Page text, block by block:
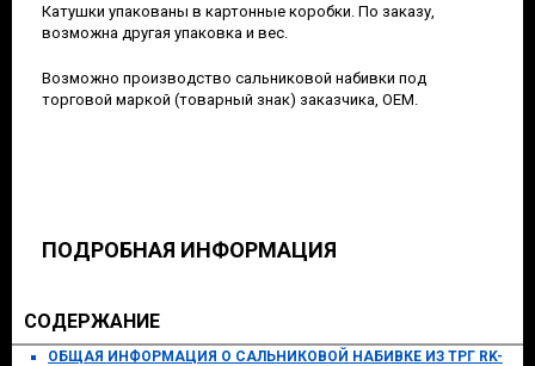
Катушки упакованы в картонные коробки. По заказу,
возможна другая упаковка и вес.
Возможно производство сальниковой набивки под
торговой маркой (товарный знак) заказчика, OEM.
ПОДРОБНАЯ ИНФОРМАЦИЯ
СОДЕРЖАНИЕ
ОБЩАЯ ИНФОРМАЦИЯ О САЛЬНИКОВОЙ НАБИВКЕ ИЗ ТРГ RK-